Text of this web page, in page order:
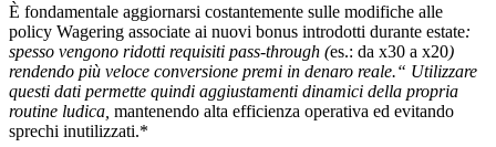
È fondamentale aggiornarsi costantemente sulle modifiche alle
policy Wagering associate ai nuovi bonus introdotti durante estate:
spesso vengono ridotti requisiti pass-through (es.: da x30 a x20)
rendendo più veloce conversione premi in denaro reale.“ Utilizzare
questi dati permette quindi aggiustamenti dinamici della propria
routine ludica, mantenendo alta efficienza operativa ed evitando
sprechi inutilizzati.*